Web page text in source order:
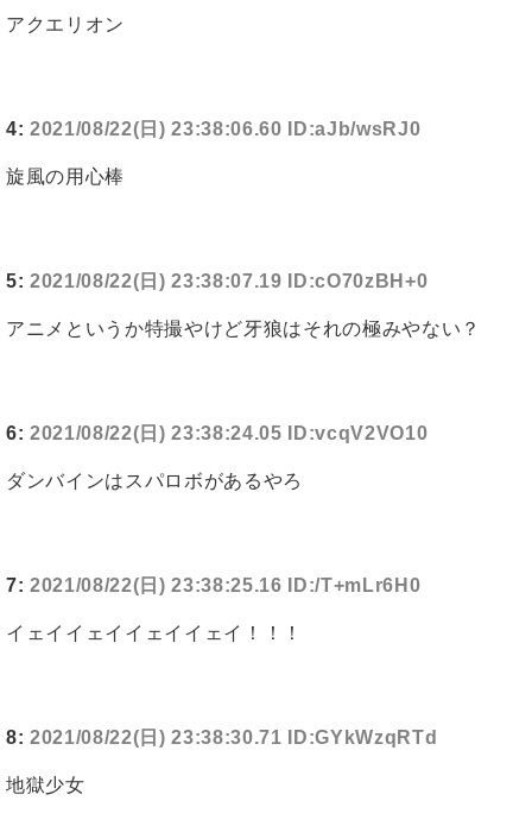
アクエリオン
4: 2021/08/22(日) 23:38:06.60 ID:aJb/wsRJ0
旋風の用心棒
5: 2021/08/22(日) 23:38:07.19 ID:cO70zBH+0
アニメというか特撮やけど牙狼はそれの極みやない？
6: 2021/08/22(日) 23:38:24.05 ID:vcqV2VO10
ダンバインはスパロボがあるやろ
7: 2021/08/22(日) 23:38:25.16 ID:/T+mLr6H0
イェイイェイイェイイェイ！！！
8: 2021/08/22(日) 23:38:30.71 ID:GYkWzqRTd
地獄少女